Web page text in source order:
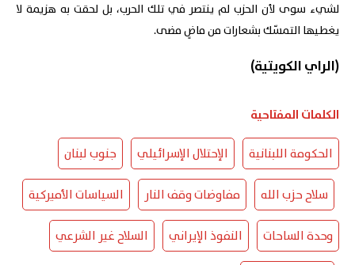
لشيء سوى لأن الحزب لم ينتصر في تلك الحرب، بل لحقت به هزيمة لا
يغطيها التمسّك بشعارات من ماضٍ مضى.
(الراي الكويتية)
الكلمات المفتاحية
الحكومة اللبنانية الإحتلال الإسرائيلي جنوب لبنان
سلاح حزب الله مفاوضات وقف النار السياسات الأميركية
وحدة الساحات النفوذ الإيراني السلاح غير الشرعي